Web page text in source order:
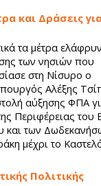
και Δράσεις
τα μέτρα
των νησιών που
στη Νίσυρο ο
Αλέξης
αύξησης ΦΠΑ
Περιφέρειας του
και των
μέχρι το
Πολιτικής